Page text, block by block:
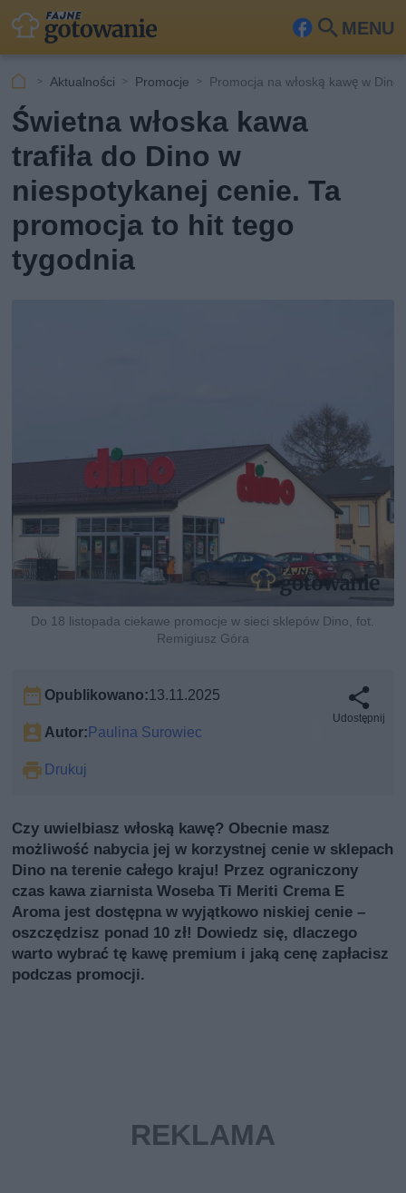
MENU
Fa
ceb
ook
Szu
kaj
Aktualności Promocje Promocja na włoską kawę w Dino
Świetna włoska kawa
trafiła do Dino w
niespotykanej cenie. Ta
promocja to hit tego
tygodnia
Do 18 listopada ciekawe promocje w sieci sklepów Dino, fot.
Remigiusz Góra
Opublikowano:13.11.2025
Autor:Paulina Surowiec
Drukuj
Udostępnij
Czy uwielbiasz włoską kawę? Obecnie masz
możliwość nabycia jej w korzystnej cenie w sklepach
Dino na terenie całego kraju! Przez ograniczony
czas kawa ziarnista Woseba Ti Meriti Crema E
Aroma jest dostępna w wyjątkowo niskiej cenie –
oszczędzisz ponad 10 zł! Dowiedz się, dlaczego
warto wybrać tę kawę premium i jaką cenę zapłacisz
podczas promocji.